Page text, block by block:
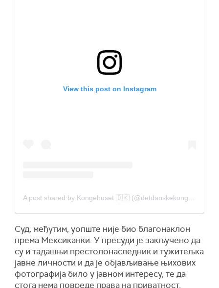
View this post on Instagram
Суд, међутим, уопште није био благонаклон
према Мексиканки. У пресуди је закључено да
су и тадашњи престолонаследник и тужитељка
јавне личности и да је објављивање њихових
фотографија било у јавном интересу, те да
стога нема повреде права на приватност.